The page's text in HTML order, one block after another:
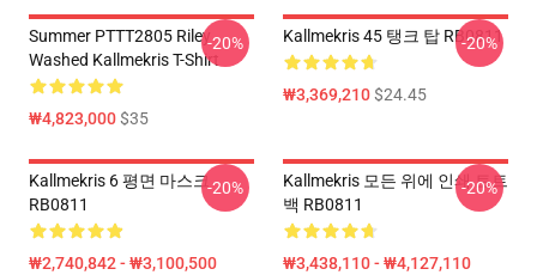
Summer PTTT2805 Riley
Washed Kallmekris T-Shirt
₩4,823,000$35
-20% Kallmekris 45 탱크 탑 RB0811
₩3,369,210$24.45
-20%
Kallmekris 6 평면 마스크
RB0811
₩2,740,842 - ₩3,100,500
-20%
Kallmekris 모든 위에 인쇄 토트
백 RB0811
₩3,438,110 - ₩4,127,110
-20%